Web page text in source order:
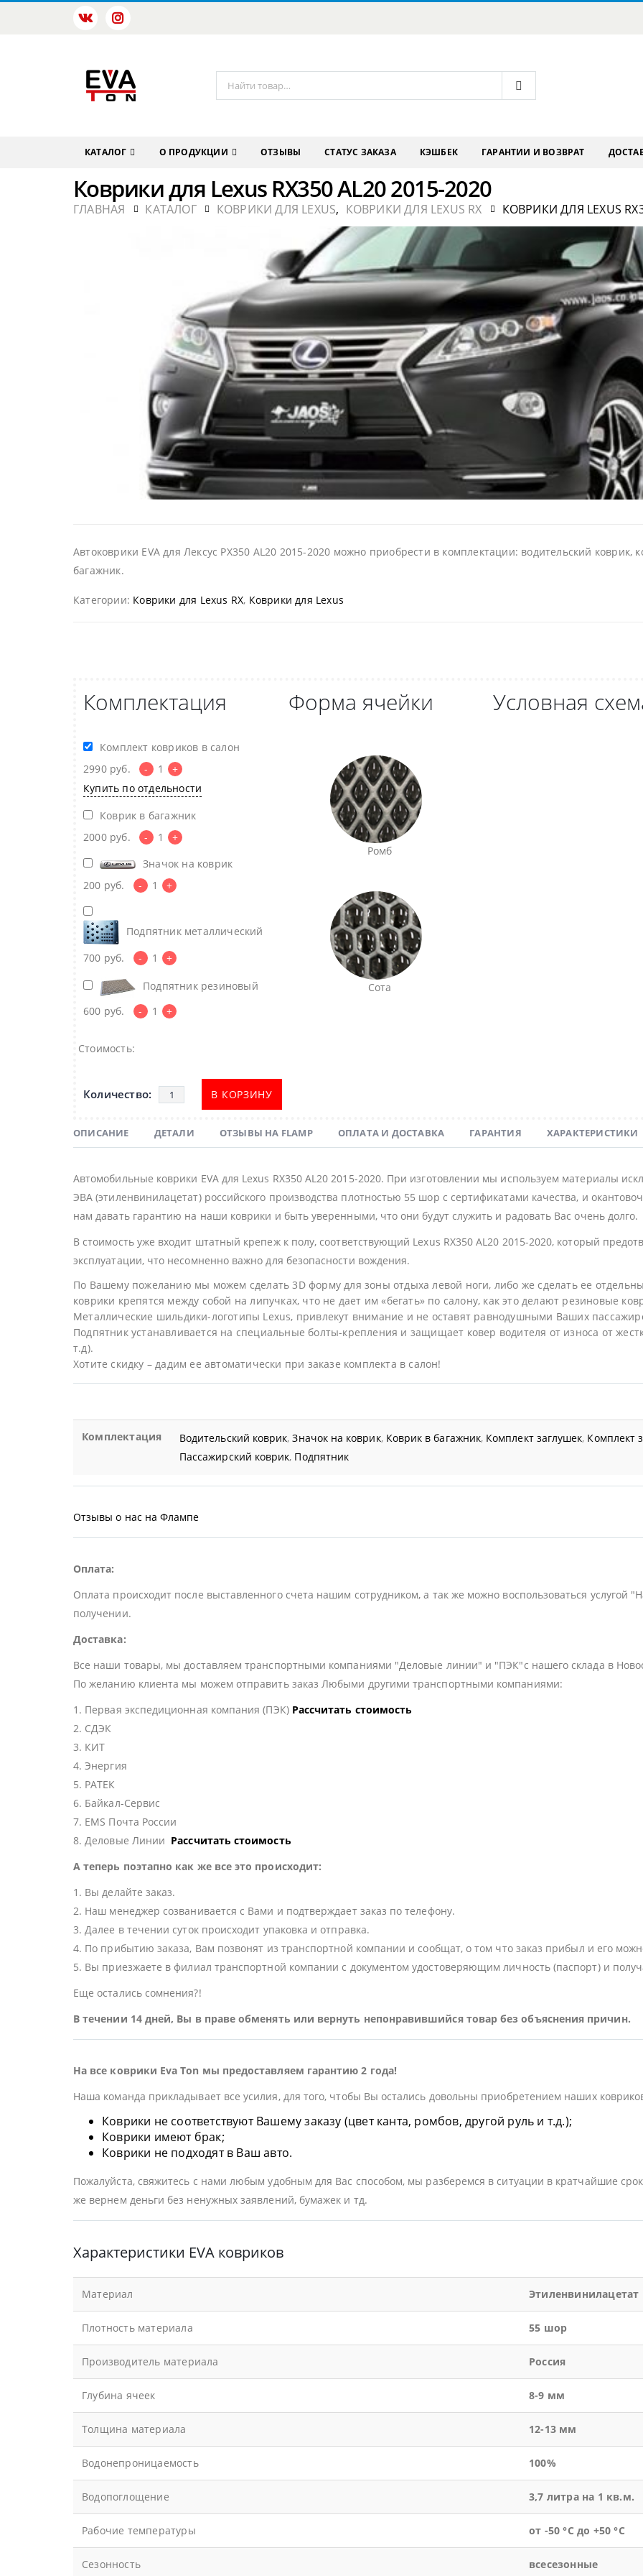
КАТАЛОГ О ПРОДУКЦИИ ОТЗЫВЫ СТАТУС ЗАКАЗА КЭШБЕК ГАРАНТИИ И ВОЗВРАТ
Коврики для Lexus RX350 AL20 2015-2020
ГЛАВНАЯ КАТАЛОГ КОВРИКИ ДЛЯ LEXUS, КОВРИКИ ДЛЯ LEXUS RX КОВРИКИ ДЛЯ LEXUS
Автоковрики EVA для Лексус РХ350 AL20 2015-2020 можно приобрести в комплектации: водительский коврик,
багажник.
Категории: Коврики для Lexus RX, Коврики для Lexus
Комплектация
Комплект ковриков в салон
2990 руб. - 1
+
Купить по отдельности
Коврик в багажник
2000 руб. - 1
+
Значок на коврик
200 руб. - 1 +
Подпятник металлический
700 руб. - 1 +
Подпятник резиновый
600 руб. - 1 +
Форма ячейки
Ромб
Сота
Условная
Стоимость:
В КОРЗИНУ
ОПИСАНИЕ ДЕТАЛИ ОТЗЫВЫ НА FLAMP ОПЛАТА И ДОСТАВКА ГАРАНТИЯ ХАРАКТЕРИСТИКИ
Автомобильные коврики EVA для Lexus RX350 AL20 2015-2020. При изготовлении мы используем материалы
ЭВА (этиленвинилацетат) российского производства плотностью 55 шор с сертификатами качества, и
нам давать гарантию на наши коврики и быть уверенными, что они будут служить и радовать Вас очень долго.
В стоимость уже входит штатный крепеж к полу, соответствующий Lexus RX350 AL20 2015-2020, который
эксплуатации, что несомненно важно для безопасности вождения.
По Вашему пожеланию мы можем сделать 3D форму для зоны отдыха левой ноги, либо же сделать ее
коврики крепятся между собой на липучках, что не дает им «бегать» по салону, как это делают резиновые
Металлические шильдики-логотипы Lexus, привлекут внимание и не оставят равнодушными Ваших
Подпятник устанавливается на специальные болты-крепления и защищает ковер водителя от износа от
т.д).
Хотите скидку – дадим ее автоматически при заказе комплекта в салон!
Комплектация Водительский коврик,Значок на коврик, Коврик в багажник, Комплект заглушек, Комплект
Пассажирский коврик, Подпятник
Отзывы о нас на Флампе
Оплата:
Оплата происходит после выставленного счета нашим сотрудником, а так же можно воспользоваться
получении.
Доставка:
Все наши товары, мы доставляем транспортными компаниями "Деловые линии" и "ПЭК"с нашего склада в
По желанию клиента мы можем отправить заказ Любыми другими транспортными компаниями:
1. Первая экспедиционная компания (ПЭК) Рассчитать стоимость
2. СДЭК
3. КИТ
4. Энергия
5. РАТЕК
6. Байкал-Сервис
7. EMS Почта России
8. Деловые Линии Рассчитать стоимость
А теперь поэтапно как же все это происходит:
1. Вы делайте заказ.
2. Наш менеджер созванивается с Вами и подтверждает заказ по телефону.
3. Далее в течении суток происходит упаковка и отправка.
4. По прибытию заказа, Вам позвонят из транспортной компании и сообщат, о том что заказ прибыл и его
5. Вы приезжаете в филиал транспортной компании с документом удостоверяющим личность (паспорт) и
Еще остались сомнения?!
В течении 14 дней, Вы в праве обменять или вернуть непонравившийся товар без объяснения причин.
На все коврики Eva Ton мы предоставляем гарантию 2 года!
Наша команда прикладывает все усилия, для того, чтобы Вы остались довольны приобретением наших
Коврики не соответствуют Вашему заказу (цвет канта, ромбов, другой руль и т.д.);
Коврики имеют брак;
Коврики не подходят в Ваш авто.
Пожалуйста, свяжитесь с нами любым удобным для Вас способом, мы разберемся в ситуации в кратчайшие
же вернем деньги без ненужных заявлений, бумажек и тд.
Характеристики EVA ковриков
Материал Этиленвинилацетат
Плотность материала 55 шор
Производитель материала Россия
Глубина ячеек 8-9 мм
Толщина материала 12-13 мм
Водонепроницаемость 100%
Водопоглощение 3,7 литра на 1 кв.м.
Рабочие температуры от -50 °С до +50 °С
Сезонность всесезонные